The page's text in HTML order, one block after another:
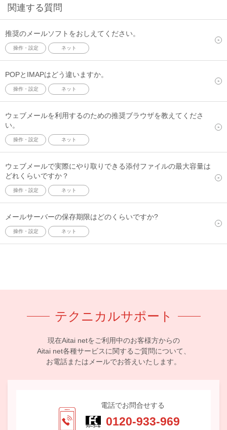
関連する質問
推奨のメールソフトをおしえてください。
操作・設定 ネット
POPとIMAPはどう違いますか。
操作・設定 ネット
ウェブメールを利用するのための推奨ブラウザを教えてくださ
い。
操作・設定 ネット
ウェブメールで実際にやり取りできる添付ファイルの最大容量は
どれくらいですか？
操作・設定 ネット
メールサーバーの保存期限はどのくらいですか?
操作・設定 ネット
テクニカルサポート
現在Aitai netをご利用中のお客様方からの
Aitai net各種サービスに関するご質問について、
お電話またはメールでお答えいたします。
電話でお問合せする
0120-933-969